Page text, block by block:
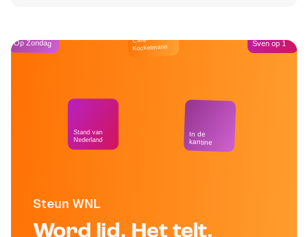
Steun WNL
Word lid. Het telt.
Op Zondag
Stand van
Nederland
Café
Kockelmann
In de
kantine
Sven op 1